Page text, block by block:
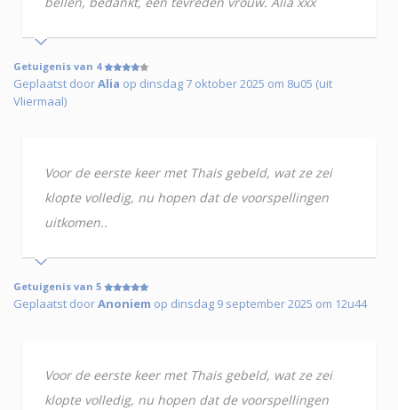
Getuigenis van 4
Geplaatst doorAlia op dinsdag 7 oktober 2025 om 8u05 (uit
Vliermaal)
Voor de eerste keer met Thais gebeld, wat ze zei
klopte volledig, nu hopen dat de voorspellingen
uitkomen..
Getuigenis van 5
Geplaatst doorAnoniem op dinsdag 9 september 2025 om 12u44
Voor de eerste keer met Thais gebeld, wat ze zei
klopte volledig, nu hopen dat de voorspellingen